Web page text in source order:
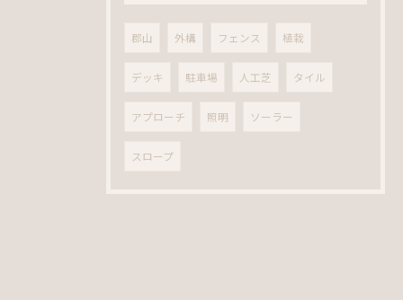
郡山 外構 フェンス 植栽
デッキ 駐車場 人工芝 タイル
アプローチ 照明 ソーラー
スロープ